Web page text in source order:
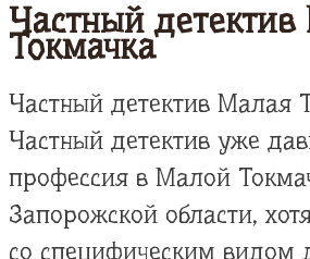
Частный
Токмачка
Частный детектив Малая
Частный детектив уже
профессия в Малой
Запорожской области,
со специфическим видом